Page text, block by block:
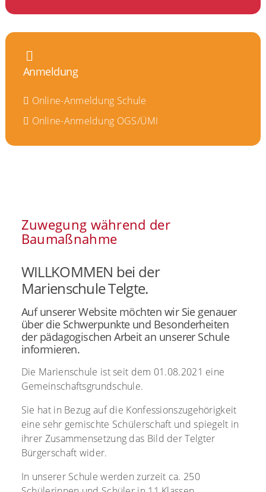
Anmeldung
Online-Anmeldung Schule
Online-Anmeldung OGS/ÜMI
Zuwegung während der
Baumaßnahme
WILLKOMMEN bei der
Marienschule Telgte.
Auf unserer Website möchten wir Sie genauer
über die Schwerpunkte und Besonderheiten
der pädagogischen Arbeit an unserer Schule
informieren.
Die Marienschule ist seit dem 01.08.2021 eine
Gemeinschaftsgrundschule.
Sie hat in Bezug auf die Konfessionszugehörigkeit
eine sehr gemischte Schülerschaft und spiegelt in
ihrer Zusammensetzung das Bild der Telgter
Bürgerschaft wider.
In unserer Schule werden zurzeit ca. 250